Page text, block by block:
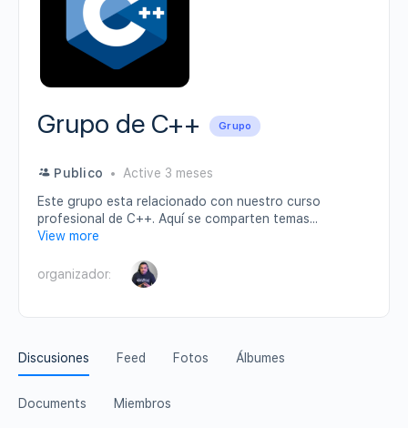
Grupo de C++ Grupo
Publico
Active 3 meses
Este grupo esta relacionado con nuestro curso
profesional de C++. Aquí se comparten temas...
View more
organizador:
Discusiones Feed Fotos Álbumes
Documents Miembros